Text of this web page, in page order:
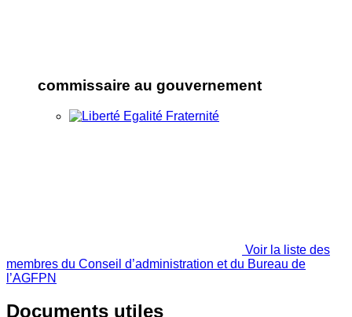
commissaire au gouvernement
Voir la liste des
membres du Conseil d’administration et du Bureau de
l’AGFPN
Documents utiles